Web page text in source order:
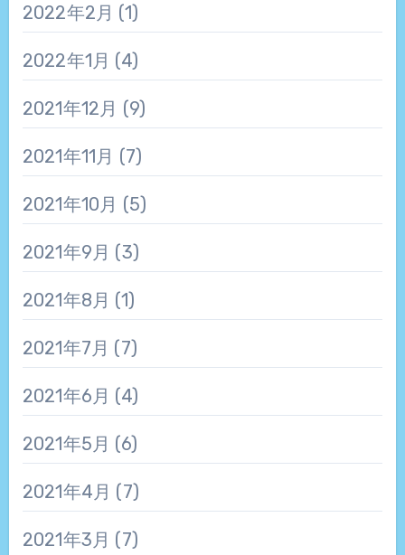
2022年2月 (1)
2022年1月 (4)
2021年12月 (9)
2021年11月 (7)
2021年10月 (5)
2021年9月 (3)
2021年8月 (1)
2021年7月 (7)
2021年6月 (4)
2021年5月 (6)
2021年4月 (7)
2021年3月 (7)